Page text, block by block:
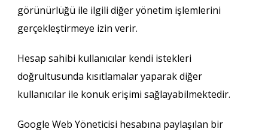
görünürlüğü ile ilgili diğer yönetim işlemlerini
gerçekleştirmeye izin verir.
Hesap sahibi kullanıcılar kendi istekleri
doğrultusunda kısıtlamalar yaparak diğer
kullanıcılar ile konuk erişimi sağlayabilmektedir.
Google Web Yöneticisi hesabına paylaşılan bir